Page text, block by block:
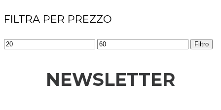
FILTRA PER PREZZO
Filtro
NEWSLETTER